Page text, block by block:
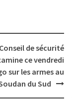
de sécurité
ce vendredi
sur les armes au
du Sud